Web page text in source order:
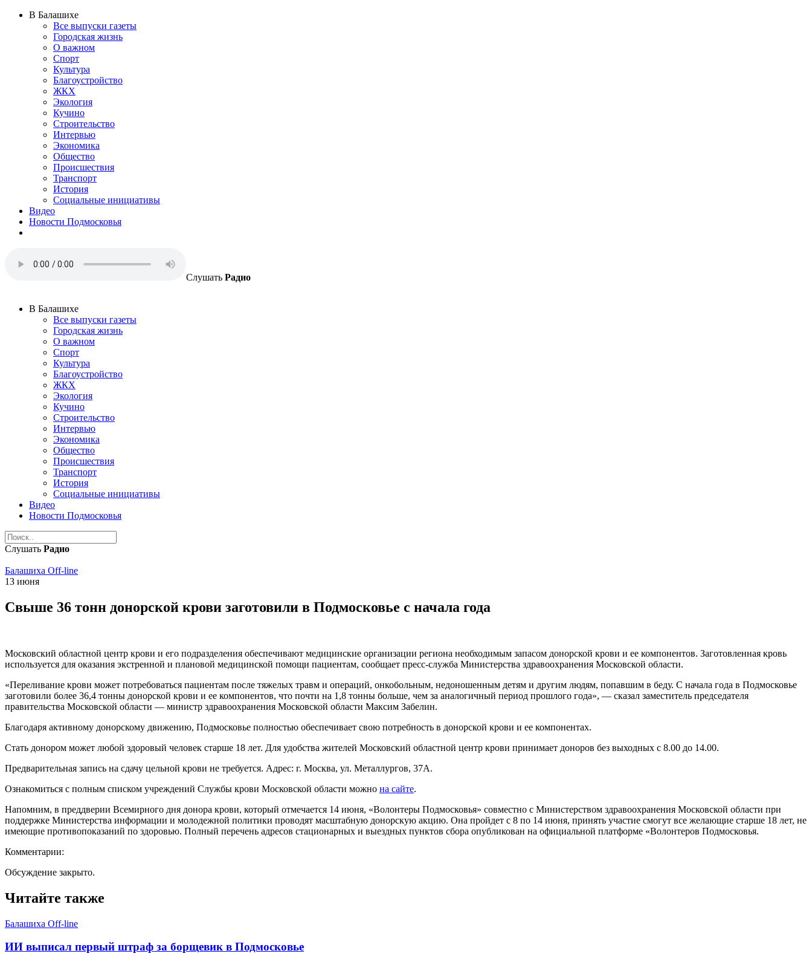
В Балашихе
Все выпуски газеты
Городская жизнь
О важном
Спорт
Культура
Благоустройство
ЖКХ
Экология
Кучино
Строительство
Интервью
Экономика
Общество
Происшествия
Транспорт
История
Социальные инициативы
Видео
Новости Подмосковья
Слушать Радио
В Балашихе
Все выпуски газеты
Городская жизнь
О важном
Спорт
Культура
Благоустройство
ЖКХ
Экология
Кучино
Строительство
Интервью
Экономика
Общество
Происшествия
Транспорт
История
Социальные инициативы
Видео
Новости Подмосковья
Слушать Радио
Балашиха Off-line
13 июня
Свыше 36 тонн донорской крови заготовили в Подмосковье с начала года
Московский областной центр крови и его подразделения обеспечивают медицинские организации региона необходимым запасом донорской крови и ее компонентов. Заготовленная кровь
используется для оказания экстренной и плановой медицинской помощи пациентам, сообщает пресс-служба Министерства здравоохранения Московской области.
«Переливание крови может потребоваться пациентам после тяжелых травм и операций, онкобольным, недоношенным детям и другим людям, попавшим в беду. С начала года в Подмосковье
заготовили более 36,4 тонны донорской крови и ее компонентов, что почти на 1,8 тонны больше, чем за аналогичный период прошлого года», — сказал заместитель председателя
правительства Московской области — министр здравоохранения Московской области Максим Забелин.
Благодаря активному донорскому движению, Подмосковье полностью обеспечивает свою потребность в донорской крови и ее компонентах.
Стать донором может любой здоровый человек старше 18 лет. Для удобства жителей Московский областной центр крови принимает доноров без выходных с 8.00 до 14.00.
Предварительная запись на сдачу цельной крови не требуется. Адрес: г. Москва, ул. Металлургов, 37А.
Ознакомиться с полным списком учреждений Службы крови Московской области можно на сайте.
Напомним, в преддверии Всемирного дня донора крови, который отмечается 14 июня, «Волонтеры Подмосковья» совместно с Министерством здравоохранения Московской области при
поддержке Министерства информации и молодежной политики проводят масштабную донорскую акцию. Она пройдет с 8 по 14 июня, принять участие смогут все желающие старше 18 лет, не
имеющие противопоказаний по здоровью. Полный перечень адресов стационарных и выездных пунктов сбора опубликован на официальной платформе «Волонтеров Подмосковья.
Комментарии:
Обсуждение закрыто.
Читайте также
Балашиха Off-line
ИИ выписал первый штраф за борщевик в Подмосковье